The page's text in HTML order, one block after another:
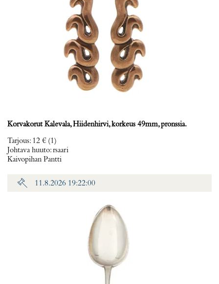
Korvakorut Kalevala, Hiidenhirvi, korkeus 49mm, pronssia.
Tarjous: 12 € (1)
Johtava huuto:rsaari
Kaivopihan Pantti
11.8.2026 19:22:00